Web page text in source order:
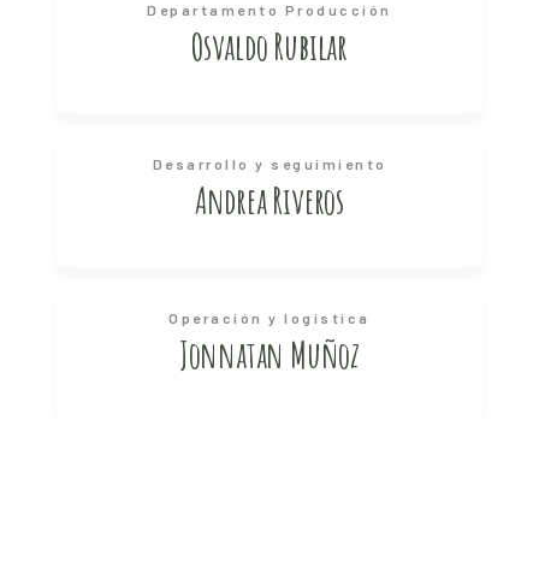
Departamento Producción
Osvaldo Rubilar
Desarrollo y seguimiento
Andrea Riveros
Operación y logística
Jonnatan Muñoz